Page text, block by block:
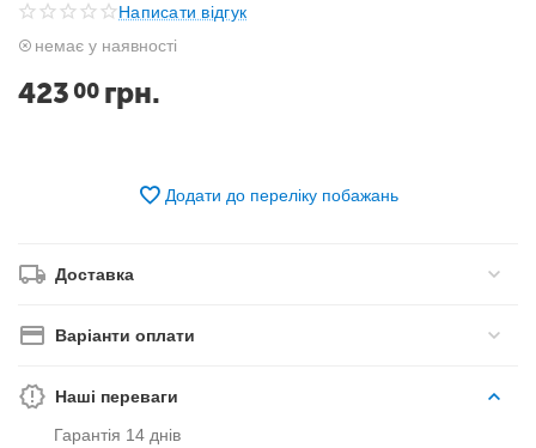
Написати відгук
немає у наявності
423 00 грн.
Додати до переліку побажань
Доставка
Варіанти оплати
Наші переваги
Гарантія 14 днів